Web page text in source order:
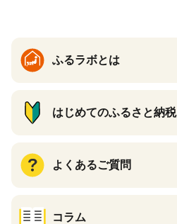
ふるラボとは
はじめてのふるさと納税
よくあるご質問
コラム